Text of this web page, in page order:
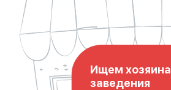
Ищем хозяина
заведения